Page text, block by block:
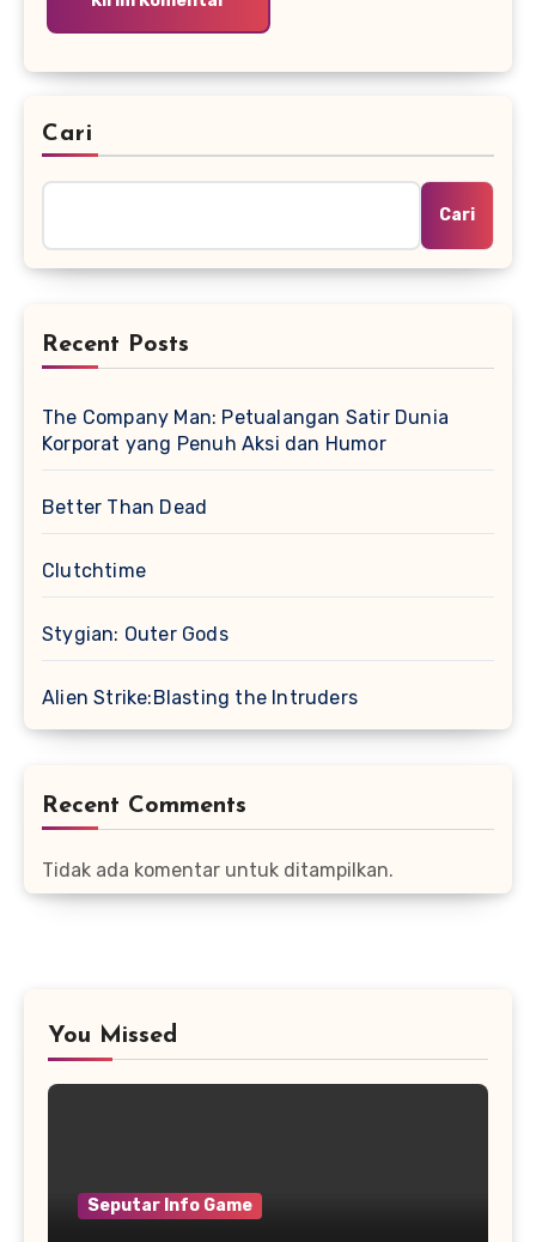
Cari
Cari
Recent Posts
The Company Man: Petualangan Satir Dunia
Korporat yang Penuh Aksi dan Humor
Better Than Dead
Clutchtime
Stygian: Outer Gods
Alien Strike:Blasting the Intruders
Recent Comments
Tidak ada komentar untuk ditampilkan.
You Missed
Seputar Info Game